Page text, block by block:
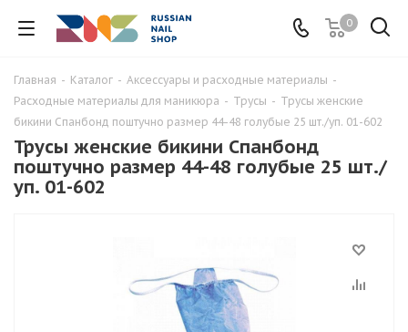
0
Главная - Каталог - Аксессуары и расходные материалы -
Расходные материалы для маникюра - Трусы - Трусы женские
бикини Спанбонд поштучно размер 44-48 голубые 25 шт./уп. 01-602
Трусы женские бикини Спанбонд
поштучно размер 44-48 голубые 25 шт./
уп. 01-602